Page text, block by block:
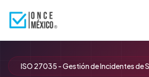
ISO 27035 - Gestión de Incidentes de